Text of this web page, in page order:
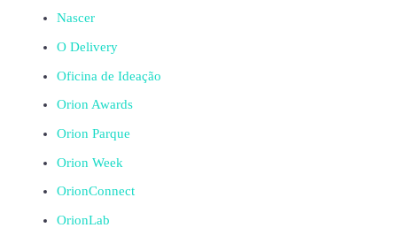
Nascer
O Delivery
Oficina de Ideação
Orion Awards
Orion Parque
Orion Week
OrionConnect
OrionLab